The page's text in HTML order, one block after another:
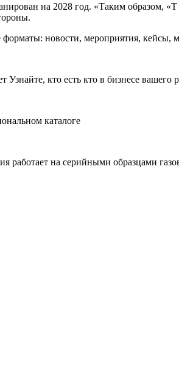
на 2028 год. «Таким образом,
новости, мероприятия, кейсы,
кто есть кто в бизнесе вашего
каталоге
работает на серийными образцами